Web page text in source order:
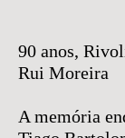
90 anos,
Rui Moreira
A memória